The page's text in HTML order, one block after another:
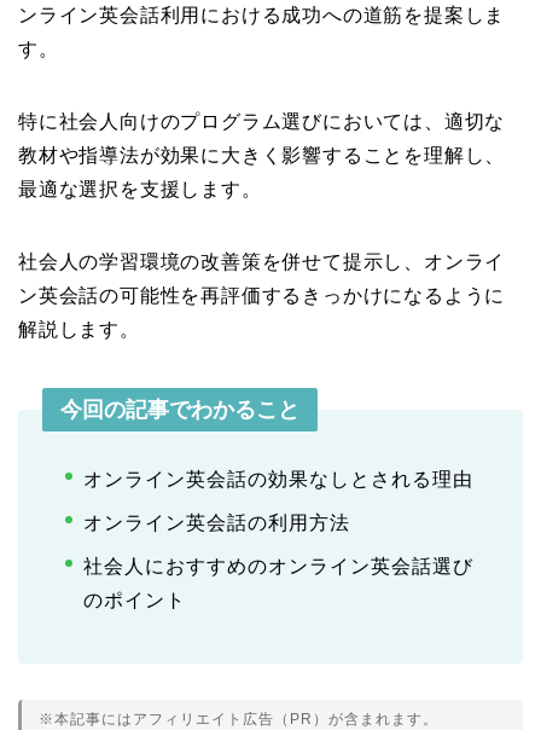
ンライン英会話利用における成功への道筋を提案しま
す。
特に社会人向けのプログラム選びにおいては、適切な
教材や指導法が効果に大きく影響することを理解し、
最適な選択を支援します。
社会人の学習環境の改善策を併せて提示し、オンライ
ン英会話の可能性を再評価するきっかけになるように
解説します。
今回の記事でわかること
オンライン英会話の効果なしとされる理由
オンライン英会話の利用方法
社会人におすすめのオンライン英会話選び
のポイント
※本記事にはアフィリエイト広告（PR）が含まれます。